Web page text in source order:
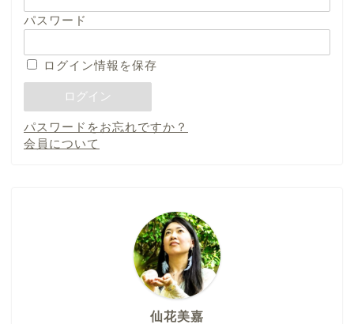
パスワード
ログイン情報を保存
パスワードをお忘れですか？
会員について
仙花美嘉